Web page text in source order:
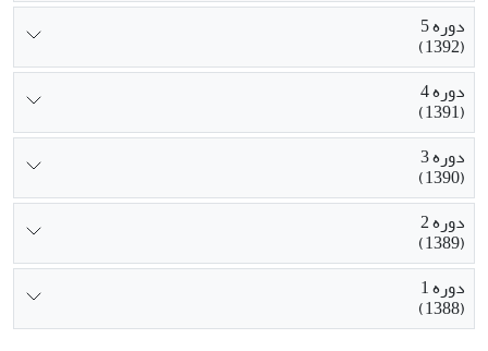
دوره 5
(1392)
دوره 4
(1391)
دوره 3
(1390)
دوره 2
(1389)
دوره 1
(1388)